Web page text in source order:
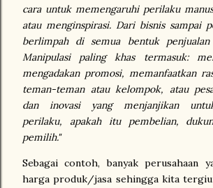
cara untuk memengaruhi perilaku
atau menginspirasi. Dari bisnis sampai
berlimpah di semua bentuk penjualan
Manipulasi paling khas termasuk:
mengadakan promosi, memanfaatkan
teman-teman atau kelompok, atau
dan inovasi yang menjanjikan
perilaku, apakah itu pembelian,
pemilih."
Sebagai contoh, banyak perusahaan
harga produk/jasa sehingga kita